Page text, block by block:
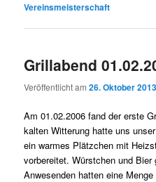
Vereinsmeisterschaft
Grillabend
Veröffentlicht am26. Oktober 2013
Am 01.02.2006 fand der erste
kalten Witterung hatte uns
ein warmes Plätzchen mit
vorbereitet. Würstchen und
Anwesenden hatten eine